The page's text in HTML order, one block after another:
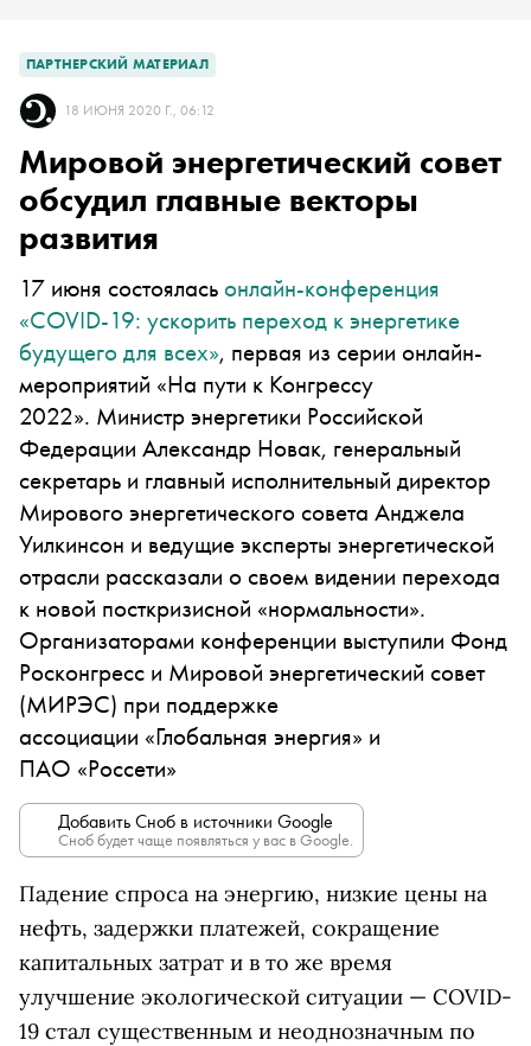
ПАРТНЕРСКИЙ МАТЕРИАЛ
18 ИЮНЯ 2020 Г., 06:12
Мировой энергетический совет
обсудил главные векторы
развития
17 июня состояласьонлайн-конференция
«COVID-19: ускорить переход к энергетике
будущего для всех», первая из серии онлайн-
мероприятий «На пути к Конгрессу
2022». Министр энергетики Российской
Федерации Александр Новак, генеральный
секретарь и главный исполнительный директор
Мирового энергетического совета Анджела
Уилкинсон и ведущие эксперты энергетической
отрасли рассказали о своем видении перехода
к новой посткризисной «нормальности».
Организаторами конференции выступили Фонд
Росконгресс и Мировой энергетический совет
(МИРЭС) при поддержке
ассоциации «Глобальная энергия» и
ПАО «Россети»
Добавить Сноб в источники Google
Сноб будет чаще появляться у вас в Google.
Падение спроса на энергию, низкие цены на
нефть, задержки платежей, сокращение
капитальных затрат и в то же время
улучшение экологической ситуации — COVID-
19 стал существенным и неоднозначным по